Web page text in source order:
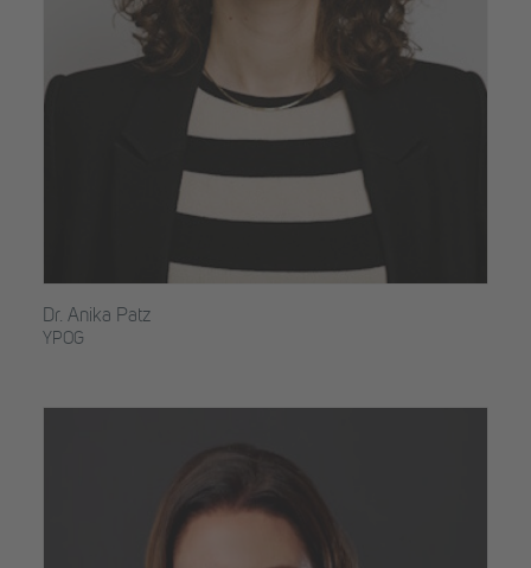
Dr. Anika Patz
YPOG